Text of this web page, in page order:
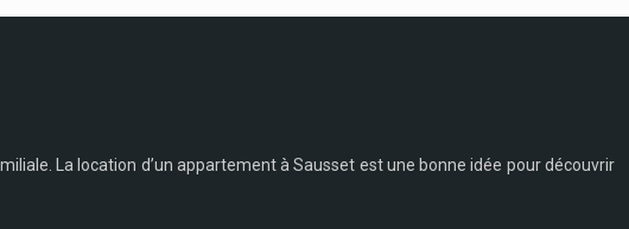
La location d’un appartement à Sausset est une bonne idée pour découvrir